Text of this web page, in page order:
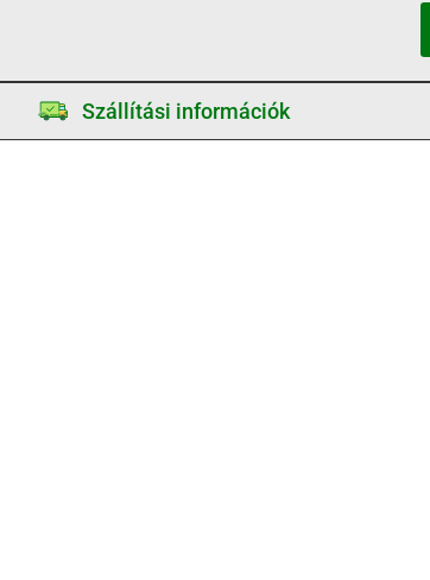
Szállítási információk